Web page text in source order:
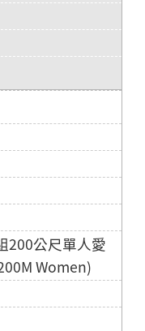
200公尺單人愛
Women)